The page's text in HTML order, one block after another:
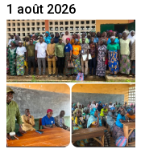
1 août 2026